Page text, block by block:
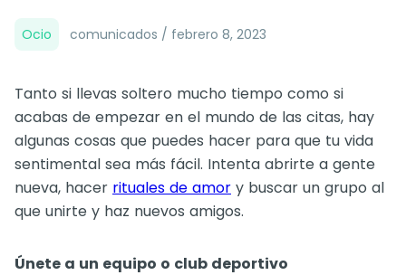
Ocio comunicados / febrero 8, 2023
Tanto si llevas soltero mucho tiempo como si
acabas de empezar en el mundo de las citas, hay
algunas cosas que puedes hacer para que tu vida
sentimental sea más fácil. Intenta abrirte a gente
nueva, hacer rituales de amor y buscar un grupo al
que unirte y haz nuevos amigos.
Únete a un equipo o club deportivo